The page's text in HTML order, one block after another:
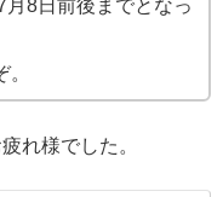
8日前後までとなっ
れ様でした。